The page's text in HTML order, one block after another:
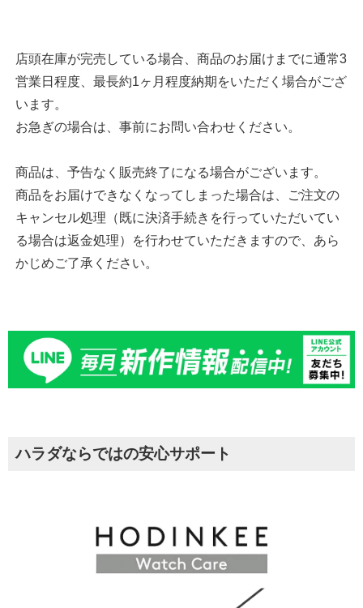
店頭在庫が完売している場合、商品のお届けまでに通常3
営業日程度、最長約1ヶ月程度納期をいただく場合がござ
います。
お急ぎの場合は、事前にお問い合わせください。
商品は、予告なく販売終了になる場合がございます。
商品をお届けできなくなってしまった場合は、ご注文の
キャンセル処理（既に決済手続きを行っていただいてい
る場合は返金処理）を行わせていただきますので、あら
かじめご了承ください。
ハラダならではの安心サポート